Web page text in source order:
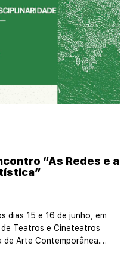
“As Redes e a
dias 15 e 16 de junho, em
Teatros e Cineteatros
de Arte Contemporânea.…